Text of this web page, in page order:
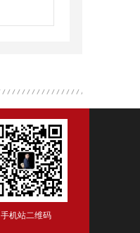
手机站二维码